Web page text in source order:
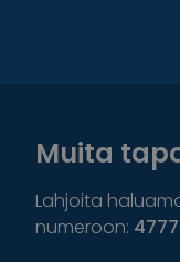
Muita
Lahjoita
numeroon: